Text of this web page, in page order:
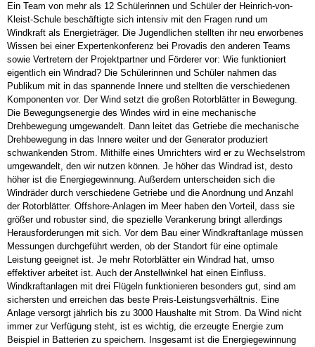
Ein Team von mehr als 12 Schülerinnen und Schüler der Heinrich-von-
Kleist-Schule beschäftigte sich intensiv mit den Fragen rund um
Windkraft als Energieträger. Die Jugendlichen stellten ihr neu erworbenes
Wissen bei einer Expertenkonferenz bei Provadis den anderen Teams
sowie Vertretern der Projektpartner und Förderer vor: Wie funktioniert
eigentlich ein Windrad? Die Schülerinnen und Schüler nahmen das
Publikum mit in das spannende Innere und stellten die verschiedenen
Komponenten vor. Der Wind setzt die großen Rotorblätter in Bewegung.
Die Bewegungsenergie des Windes wird in eine mechanische
Drehbewegung umgewandelt. Dann leitet das Getriebe die mechanische
Drehbewegung in das Innere weiter und der Generator produziert
schwankenden Strom. Mithilfe eines Umrichters wird er zu Wechselstrom
umgewandelt, den wir nutzen können. Je höher das Windrad ist, desto
höher ist die Energiegewinnung. Außerdem unterscheiden sich die
Windräder durch verschiedene Getriebe und die Anordnung und Anzahl
der Rotorblätter. Offshore-Anlagen im Meer haben den Vorteil, dass sie
größer und robuster sind, die spezielle Verankerung bringt allerdings
Herausforderungen mit sich. Vor dem Bau einer Windkraftanlage müssen
Messungen durchgeführt werden, ob der Standort für eine optimale
Leistung geeignet ist. Je mehr Rotorblätter ein Windrad hat, umso
effektiver arbeitet ist. Auch der Anstellwinkel hat einen Einfluss.
Windkraftanlagen mit drei Flügeln funktionieren besonders gut, sind am
sichersten und erreichen das beste Preis-Leistungsverhältnis. Eine
Anlage versorgt jährlich bis zu 3000 Haushalte mit Strom. Da Wind nicht
immer zur Verfügung steht, ist es wichtig, die erzeugte Energie zum
Beispiel in Batterien zu speichern. Insgesamt ist die Energiegewinnung